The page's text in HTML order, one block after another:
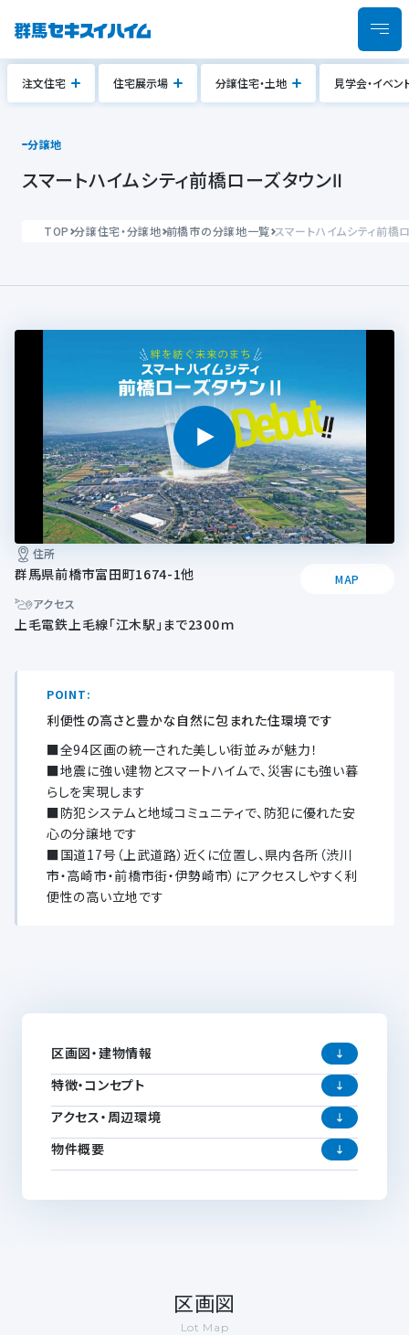
注文住宅 住宅展示場 分譲住宅・土地 見学会・イベン
分譲地
スマートハイムシティ前橋ローズタウンⅡ
TOP 分譲住宅・分譲地 前橋市の分譲地一覧 スマートハイムシティ前橋
住所
群馬県前橋市富田町1674-1他
MAP
アクセス
上毛電鉄上毛線「江木駅」まで2300ｍ
POINT:
利便性の高さと豊かな自然に包まれた住環境です
■全94区画の統一された美しい街並みが魅力！
■地震に強い建物とスマートハイムで、災害にも強い暮
らしを実現します
■防犯システムと地域コミュニティで、防犯に優れた安
心の分譲地です
■国道17号（上武道路）近くに位置し、県内各所（渋川
市・高崎市・前橋市街・伊勢崎市）にアクセスしやすく利
便性の高い立地です
区画図・建物情報
特徴・コンセプト
アクセス・周辺環境
物件概要
区画図
Lot Map